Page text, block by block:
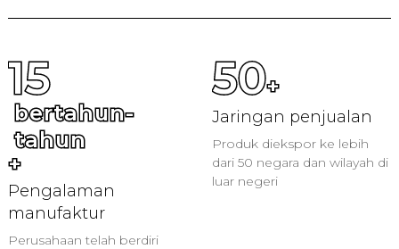
15
bertahun-
tahun
+
Pengalaman
manufaktur
Perusahaan telah berdiri
50+
Jaringan penjualan
Produk diekspor ke lebih
dari 50 negara dan wilayah di
luar negeri